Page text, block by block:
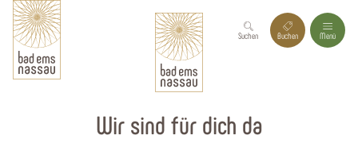
Suchen Buchen Menü
Wir sind für dich da